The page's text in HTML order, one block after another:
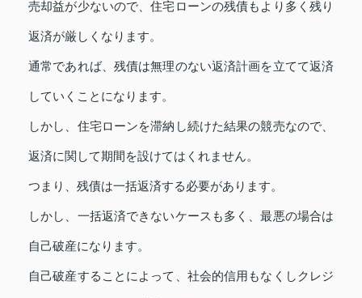
売却益が少ないので、住宅ローンの残債もより多く残り
返済が厳しくなります。
通常であれば、残債は無理のない返済計画を立てて返済
していくことになります。
しかし、住宅ローンを滞納し続けた結果の競売なので、
返済に関して期間を設けてはくれません。
つまり、残債は一括返済する必要があります。
しかし、一括返済できないケースも多く、最悪の場合は
自己破産になります。
自己破産することによって、社会的信用もなくしクレジ